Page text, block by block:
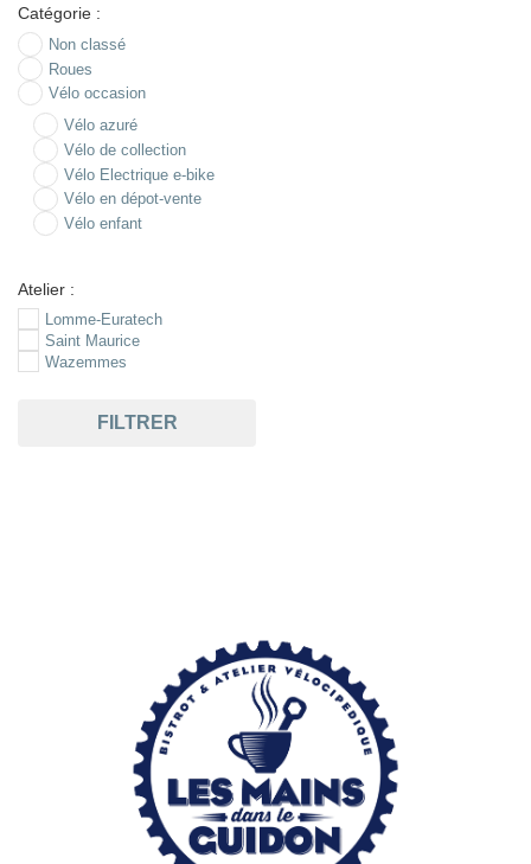
Catégorie :
Non classé
Roues
Vélo occasion
Vélo azuré
Vélo de collection
Vélo Electrique e-bike
Vélo en dépot-vente
Vélo enfant
Atelier :
Lomme-Euratech
Saint Maurice
Wazemmes
FILTRER